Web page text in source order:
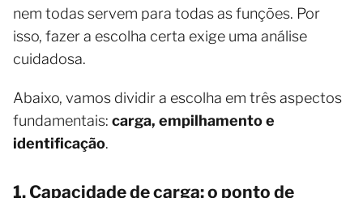
nem todas servem para todas as funções. Por
isso, fazer a escolha certa exige uma análise
cuidadosa.
Abaixo, vamos dividir a escolha em três aspectos
fundamentais: carga, empilhamento e
identificação.
1. Capacidade de carga: o ponto de